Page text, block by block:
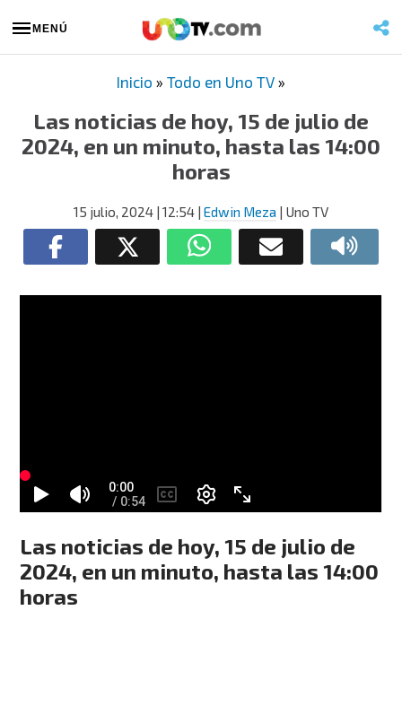
MENÚ
Inicio » Todo en Uno TV »
Las noticias de hoy, 15 de julio de
2024, en un minuto, hasta las 14:00
horas
15 julio, 2024 | 12:54 | Edwin Meza | Uno TV
Las noticias de hoy, 15 de julio de
2024, en un minuto, hasta las 14:00
horas